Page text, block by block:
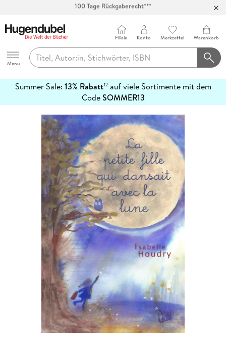
Abholung in über 100 Filialen
Hugendubel
Menu
Filiale Konto Merkzettel Warenkorb
Summer Sale: 13% Rabatt12auf viele Sortimente mit dem
CodeSOMMER13
erfahren